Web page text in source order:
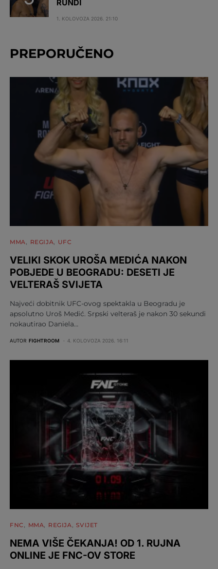
RUNDI
1. KOLOVOZA 2026. 21:10
PREPORUČENO
MMA REGIJA UFC
VELIKI SKOK UROŠA MEDIĆA NAKON
POBJEDE U BEOGRADU: DESETI JE
VELTERAŠ SVIJETA
Najveći dobitnik UFC-ovog spektakla u Beogradu je
apsolutno Uroš Medić. Srpski velteraš je nakon 30 sekundi
nokautirao Daniela…
AUTOR FIGHTROOM 4. KOLOVOZA 2026. 16:11
FNC MMA REGIJA SVIJET
NEMA VIŠE ČEKANJA! OD 1. RUJNA
ONLINE JE FNC-OV STORE